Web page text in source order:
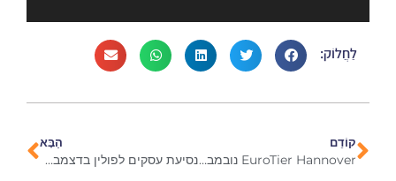
לַחֲלוֹק:
קוֹדֵם
EuroTier Hannover נובמבר 2024
הַבָּא
נסיעת עסקים לפולין בדצמבר 2024